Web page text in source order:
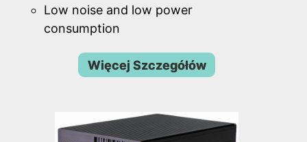
Low noise and low power
consumption
Więcej Szczegółów